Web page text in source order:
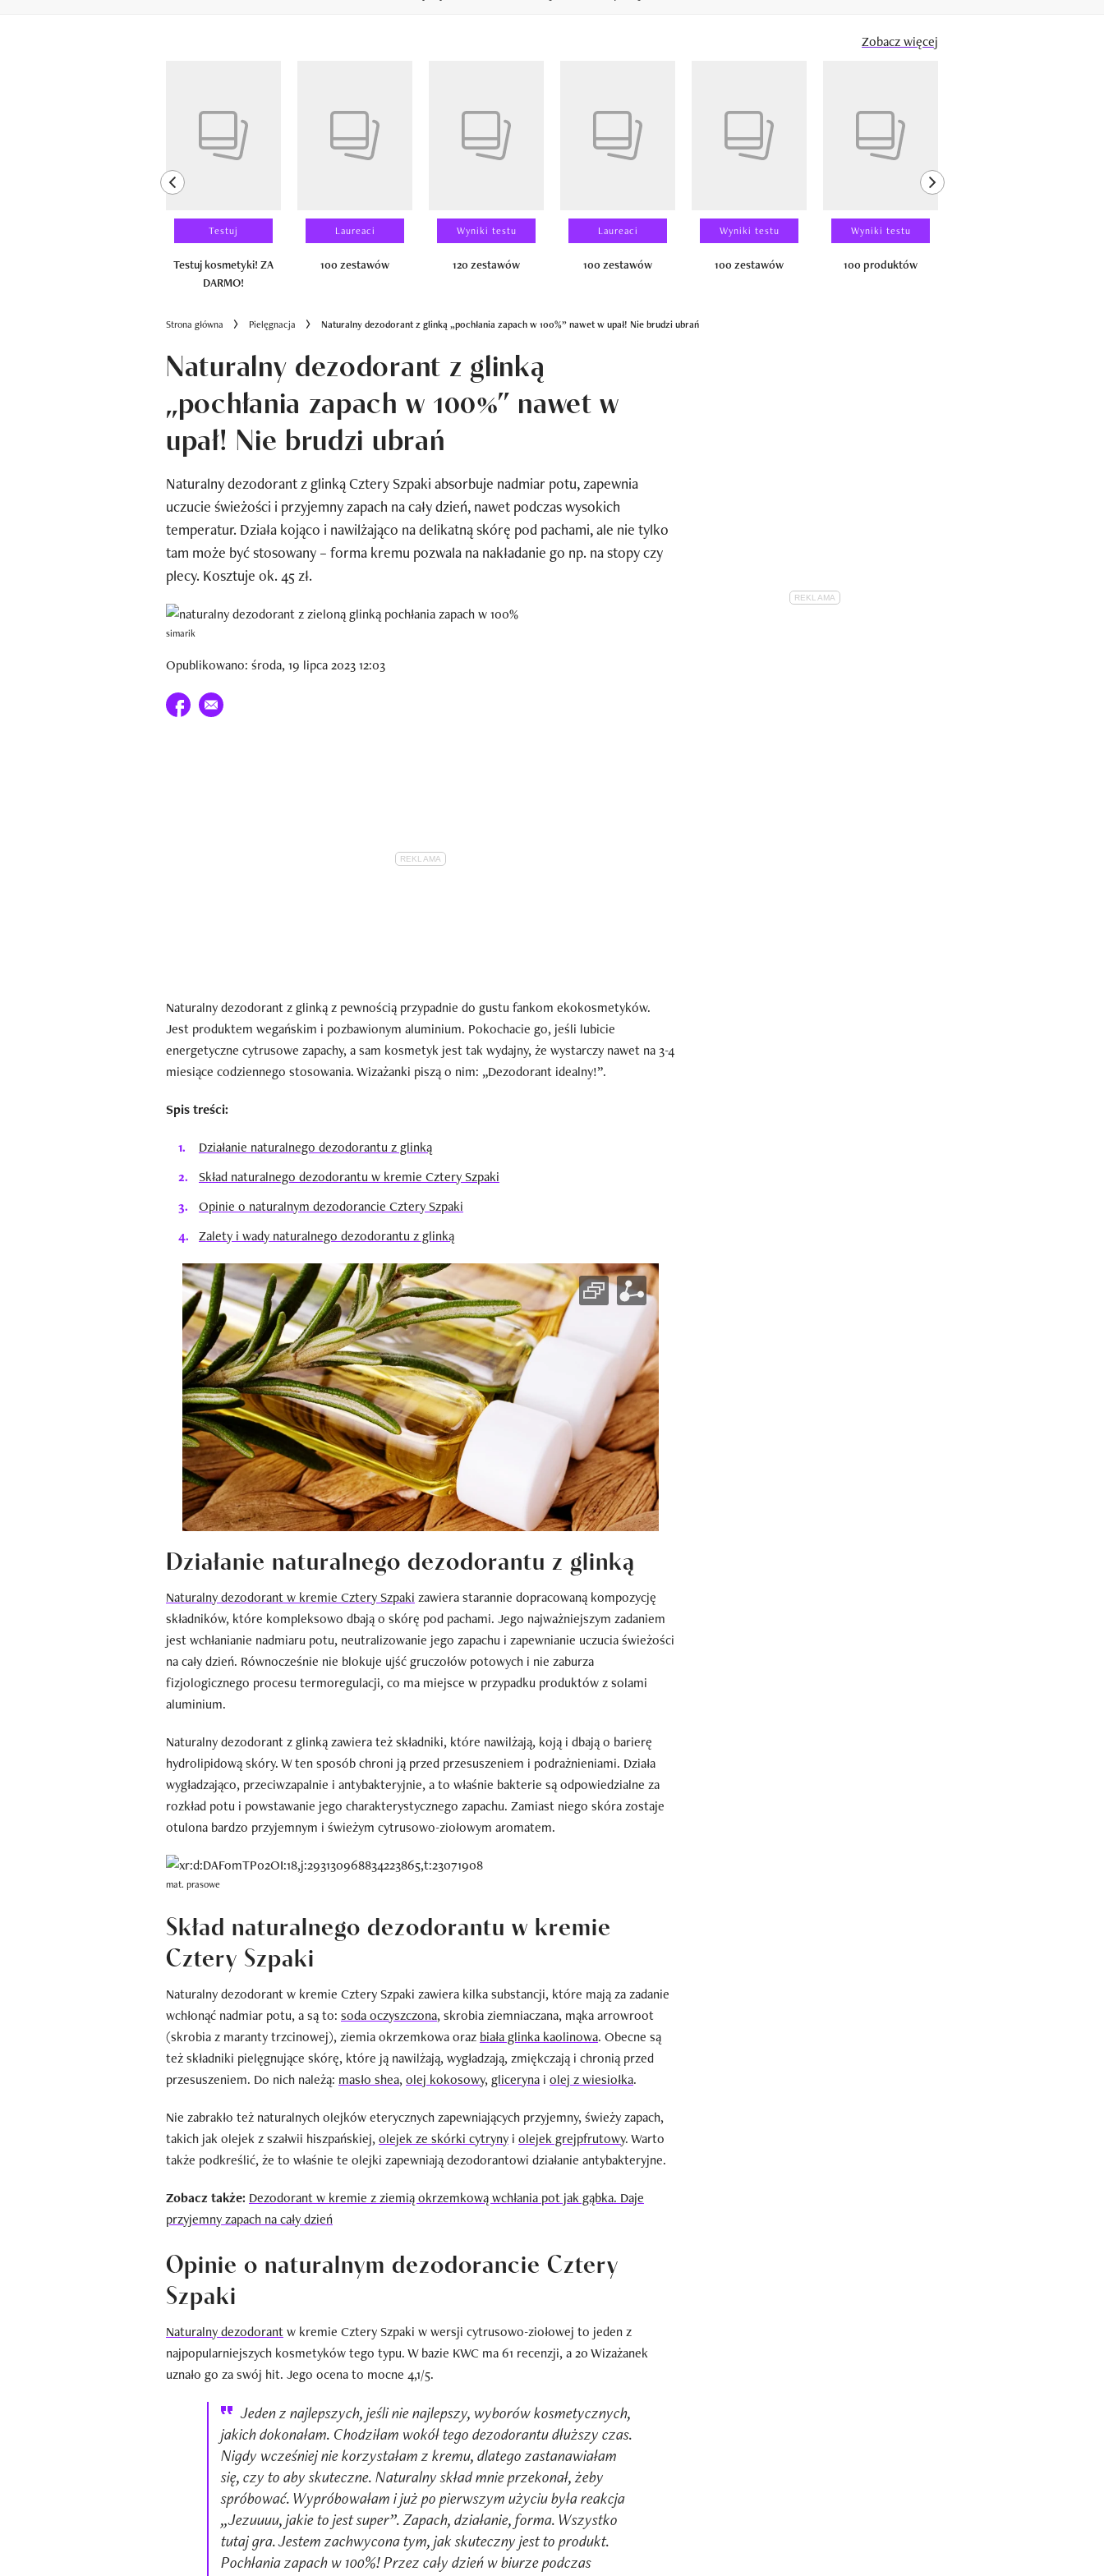
Zobacz więcej
previous element
Testuj
Testuj kosmetyki! ZA
DARMO!
Laureaci
100 zestawów
Wyniki testu
120 zestawów
Laureaci
100 zestawów
Wyniki testu
100 zestawów
Wyniki testu
100 produktów
next element
Strona główna Pielęgnacja Naturalny dezodorant z glinką „pochłania zapach w 100%” nawet w upał! Nie brudzi ubrań
Naturalny dezodorant z glinką
„pochłania zapach w 100%” nawet w
upał! Nie brudzi ubrań
Naturalny dezodorant z glinką Cztery Szpaki absorbuje nadmiar potu, zapewnia
uczucie świeżości i przyjemny zapach na cały dzień, nawet podczas wysokich
temperatur. Działa kojąco i nawilżająco na delikatną skórę pod pachami, ale nie tylko
tam może być stosowany – forma kremu pozwala na nakładanie go np. na stopy czy
plecy. Kosztuje ok. 45 zł.
simarik
Opublikowano: środa, 19 lipca 2023 12:03
Udostępnij na facebook
E-mail do przyjaciela
Naturalny dezodorant z glinką z pewnością przypadnie do gustu fankom ekokosmetyków.
Jest produktem wegańskim i pozbawionym aluminium. Pokochacie go, jeśli lubicie
energetyczne cytrusowe zapachy, a sam kosmetyk jest tak wydajny, że wystarczy nawet na 3-4
miesiące codziennego stosowania. Wizażanki piszą o nim: „Dezodorant idealny!”.
Spis treści:
Działanie naturalnego dezodorantu z glinką
Skład naturalnego dezodorantu w kremie Cztery Szpaki
Opinie o naturalnym dezodorancie Cztery Szpaki
Zalety i wady naturalnego dezodorantu z glinką
Działanie naturalnego dezodorantu z glinką
Naturalny dezodorant w kremie Cztery Szpaki zawiera starannie dopracowaną kompozycję
składników, które kompleksowo dbają o skórę pod pachami. Jego najważniejszym zadaniem
jest wchłanianie nadmiaru potu, neutralizowanie jego zapachu i zapewnianie uczucia świeżości
na cały dzień. Równocześnie nie blokuje ujść gruczołów potowych i nie zaburza
fizjologicznego procesu termoregulacji, co ma miejsce w przypadku produktów z solami
aluminium.
Naturalny dezodorant z glinką zawiera też składniki, które nawilżają, koją i dbają o barierę
hydrolipidową skóry. W ten sposób chroni ją przed przesuszeniem i podrażnieniami. Działa
wygładzająco, przeciwzapalnie i antybakteryjnie, a to właśnie bakterie są odpowiedzialne za
rozkład potu i powstawanie jego charakterystycznego zapachu. Zamiast niego skóra zostaje
otulona bardzo przyjemnym i świeżym cytrusowo-ziołowym aromatem.
mat. prasowe
Skład naturalnego dezodorantu w kremie
Cztery Szpaki
Naturalny dezodorant w kremie Cztery Szpaki zawiera kilka substancji, które mają za zadanie
wchłonąć nadmiar potu, a są to: soda oczyszczona, skrobia ziemniaczana, mąka arrowroot
(skrobia z maranty trzcinowej), ziemia okrzemkowa oraz biała glinka kaolinowa. Obecne są
też składniki pielęgnujące skórę, które ją nawilżają, wygładzają, zmiękczają i chronią przed
przesuszeniem. Do nich należą: masło shea,olej kokosowy,gliceryna i olej z wiesiołka.
Nie zabrakło też naturalnych olejków eterycznych zapewniających przyjemny, świeży zapach,
takich jak olejek z szałwii hiszpańskiej,olejek ze skórki cytryny i olejek grejpfrutowy. Warto
także podkreślić, że to właśnie te olejki zapewniają dezodorantowi działanie antybakteryjne.
Zobacz także: Dezodorant w kremie z ziemią okrzemkową wchłania pot jak gąbka. Daje
przyjemny zapach na cały dzień
Opinie o naturalnym dezodorancie Cztery
Szpaki
Naturalny dezodorant w kremie Cztery Szpaki w wersji cytrusowo-ziołowej to jeden z
najpopularniejszych kosmetyków tego typu. W bazie KWC ma 61 recenzji, a 20 Wizażanek
uznało go za swój hit. Jego ocena to mocne 4,1/5.
Jeden z najlepszych, jeśli nie najlepszy, wyborów kosmetycznych,
jakich dokonałam. Chodziłam wokół tego dezodorantu dłuższy czas.
Nigdy wcześniej nie korzystałam z kremu, dlatego zastanawiałam
się, czy to aby skuteczne. Naturalny skład mnie przekonał, żeby
spróbować. Wypróbowałam i już po pierwszym użyciu była reakcja
„Jezuuuu, jakie to jest super”. Zapach, działanie, forma. Wszystko
tutaj gra. Jestem zachwycona tym, jak skuteczny jest to produkt.
Pochłania zapach w 100%! Przez cały dzień w biurze podczas